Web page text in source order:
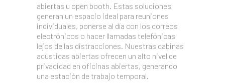
abiertas u open booth. Estas soluciones
generan un espacio ideal para reuniones
individuales, ponerse al día con los correos
electrónicos o hacer llamadas telefónicas
lejos de las distracciones. Nuestras cabinas
acústicas abiertas ofrecen un alto nivel de
privacidad en oficinas abiertas, generando
una estación de trabajo temporal.